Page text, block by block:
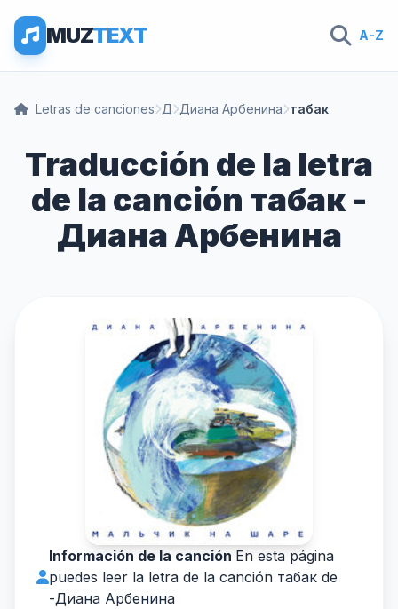
MUZTEXT A-Z
Letras de canciones Д Диана Арбенина табак
Traducción de la letra
de la canción табак -
Диана Арбенина
Información de la canción En esta página
puedes leer la letra de la canción табак de
-Диана Арбенина